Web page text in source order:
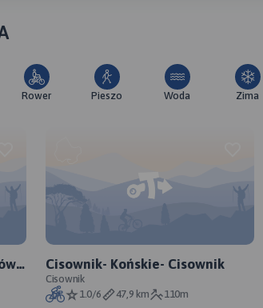
Rower Pieszo Woda Zima
:
Cisownik- Końskie- Cisownik
Cisownik
1.0/6
47,9 km 110m